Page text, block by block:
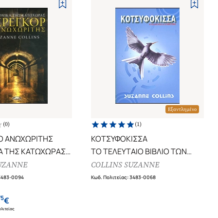
(0)
ΑΝΩΧΩΡΙΤΗΣ
ΤΗΣ ΚΑΤΩΧΩΡΑΣ
0094
€
Εξαντλημένο
(1)
ΚΟΤΣΥΦΟΚΙΣΣΑ
ΤΟ ΤΕΛΕΥΤΑΙΟ ΒΙΒΛΙΟ ΤΩΝ
"ΑΓΩΝΩΝ ΠΕΙΝΑΣ"
COLLINS SUZANNE
Κωδ. Πολιτείας:3483-0068